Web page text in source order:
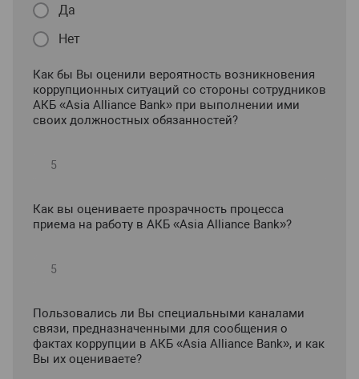
Да
Нет
Как бы Вы оценили вероятность возникновения
коррупционных ситуаций со стороны сотрудников
АКБ «Asia Alliance Bank» при выполнении ими
своих должностных обязанностей?
Как вы оцениваете прозрачность процесса
приема на работу в АКБ «Asia Alliance Bank»?
Пользовались ли Вы специальными каналами
связи, предназначенными для сообщения о
фактах коррупции в АКБ «Asia Alliance Bank», и как
Вы их оцениваете?